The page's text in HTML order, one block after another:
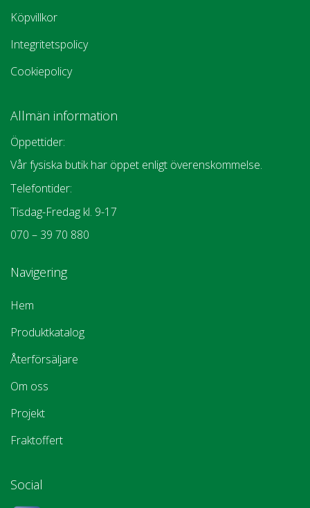
Köpvillkor
Integritetspolicy
Cookiepolicy
Allmän information
Öppettider:
Vår fysiska butik har öppet enligt överenskommelse.
Telefontider:
Tisdag-Fredag kl. 9-17
070 – 39 70 880
Navigering
Hem
Produktkatalog
Återförsäljare
Om oss
Projekt
Fraktoffert
Social